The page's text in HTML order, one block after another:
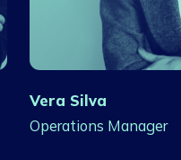
Vera Silva
Operations Manager